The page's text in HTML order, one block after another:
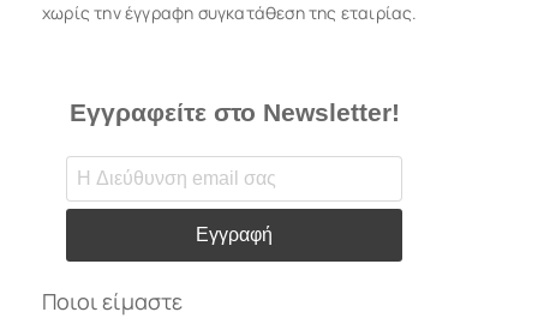
χωρίς την έγγραφη συγκατάθεση της εταιρίας.
Εγγραφείτε στο Newsletter!
Εγγραφή
Ποιοι είμαστε